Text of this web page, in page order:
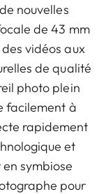
nouvelles
de 43 mm
vidéos aux
de qualité
photo plein
facilement à
rapidement
et
symbiose
pour